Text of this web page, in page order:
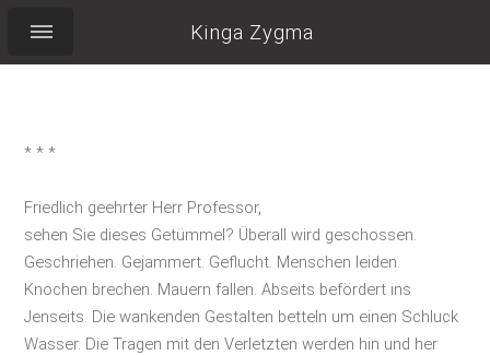
Kinga Zygma
* * *
Friedlich geehrter Herr Professor,
sehen Sie dieses Getümmel? Überall wird geschossen.
Geschriehen. Gejammert. Geflucht. Menschen leiden.
Knochen brechen. Mauern fallen. Abseits befördert ins
Jenseits. Die wankenden Gestalten betteln um einen Schluck
Wasser. Die Tragen mit den Verletzten werden hin und her